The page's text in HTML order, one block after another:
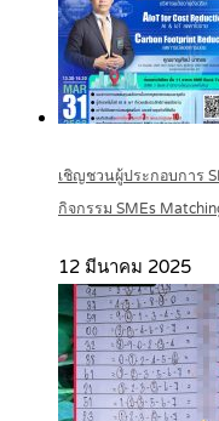
เชิญชวนผู้ประกอบการ
กิจกรรม SMEs
12 มีนาคม 2025